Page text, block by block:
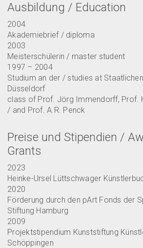
Ausbildung / Education
2004
Akademiebrief / diploma
2003
Meisterschülerin / master student
1997 – 2004
Studium an der / studies at
Düsseldorf
class of Prof. Jörg Immendorff, Prof.
/ and Prof. A.R. Penck
Preise und Stipendien /
Grants
2023
Heinke-Ursel Lüttschwager
2020
Förderung durch den pArt Fonds der
Stiftung Hamburg
2009
Projektstipendium Kunststiftung
Schöppingen